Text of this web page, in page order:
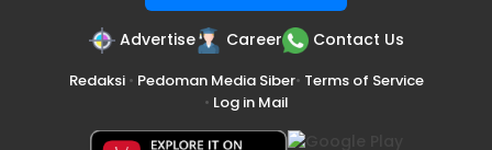
Advertise Career Contact Us
Redaksi• Pedoman Media Siber• Terms of Service
• Log in Mail